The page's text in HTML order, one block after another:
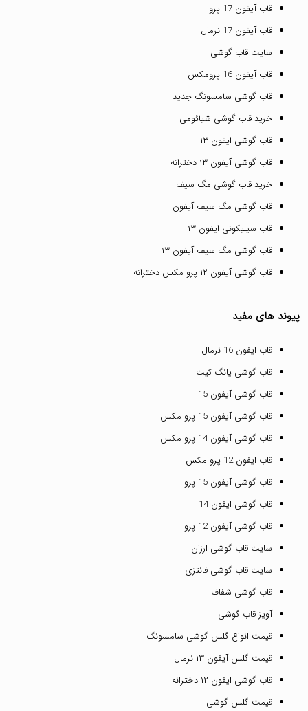
قاب آیفون 17 پرو
قاب آیفون 17 نرمال
سایت قاب گوشی
قاب آیفون 16 پرومکس
قاب گوشی سامسونگ جدید
خرید قاب گوشی شیائومی
قاب گوشی ایفون ۱۳
قاب گوشی آیفون ۱۳ دخترانه
خرید قاب گوشی مگ سیف
قاب گوشی مگ سیف آیفون
قاب سیلیکونی ایفون ۱۳
قاب گوشی مگ سیف آیفون ۱۳
قاب گوشی آیفون ۱۲ پرو مکس دخترانه
پیوند های مفید
قاب ایفون 16 نرمال
قاب گوشی یانگ کیت
قاب گوشی آیفون 15
قاب گوشی آیفون 15 پرو مکس
قاب گوشی آیفون 14 پرو مکس
قاب ایفون 12 پرو مکس
قاب گوشی آیفون 15 پرو
قاب گوشی ایفون 14
قاب گوشی آیفون 12 پرو
سایت قاب گوشی ارزان
سایت قاب گوشی فانتزی
قاب گوشی شفاف
آویز قاب گوشی
قیمت انواع گلس گوشی سامسونگ
قیمت گلس آیفون ۱۳ نرمال
قاب گوشی ایفون ۱۲ دخترانه
قیمت گلس گوشی